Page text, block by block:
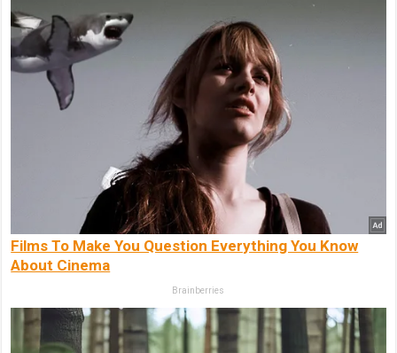
Films To Make You Question Everything You Know
About Cinema
Brainberries